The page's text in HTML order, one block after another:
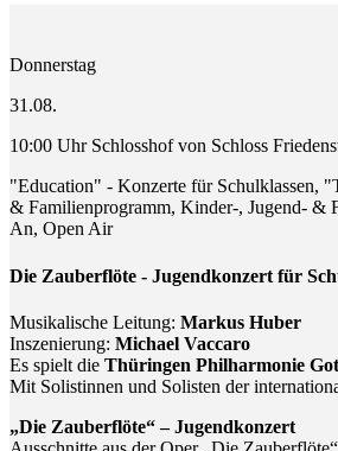
Donnerstag
31.08.
10:00 Uhr Schlosshof von Schloss
"Education" - Konzerte für Schulklassen,
& Familienprogramm, Kinder-, Jugend- &
An, Open Air
Die Zauberflöte - Jugendkonzert für
Musikalische Leitung:Markus Huber
Inszenierung:Michael Vaccaro
Es spielt dieThüringen Philharmonie
Mit Solistinnen und Solisten der
„Die Zauberflöte“ – Jugendkonzert